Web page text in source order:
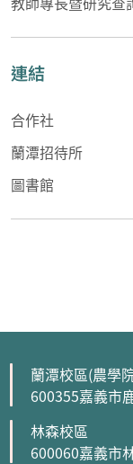
連結
合作社
蘭潭招待所
圖書館
蘭潭校區(農學
600355嘉義市
林森校區
600060嘉義市